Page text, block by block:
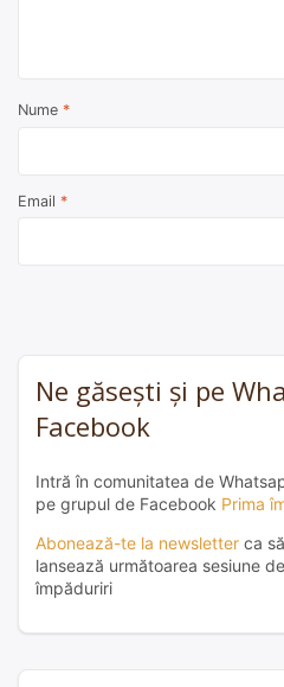
Nume *
Email *
Ne găsești și pe
Facebook
Intră în comunitatea de
pe grupul de Facebook Prima
Abonează-te la newsletter ca
lansează următoarea sesiune
împăduriri